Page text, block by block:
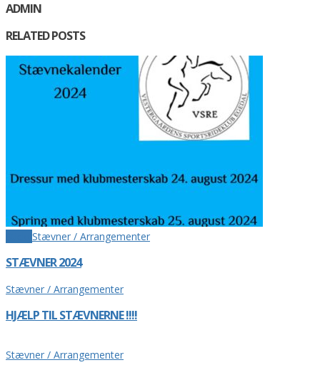
ADMIN
RELATED POSTS
Stævner / Arrangementer
STÆVNER 2024
Stævner / Arrangementer
HJÆLP TIL STÆVNERNE !!!!
Stævner / Arrangementer